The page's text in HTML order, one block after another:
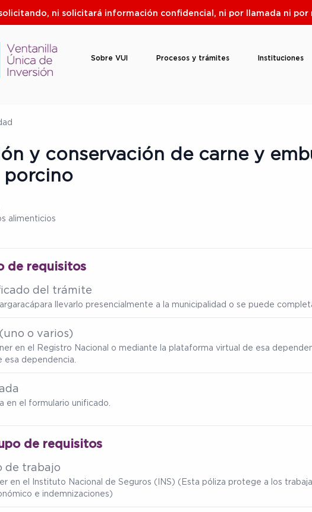
solicitando, ni solicitará información confidencial, ni por llamada ni
Sobre VUI Procesos y trámites Instituciones
y conservación de carne y
porcino
alimenticios
de requisitos
del trámite
acápara llevarlo presencialmente a la municipalidad o se puede
o varios)
en el Registro Nacional o mediante la plataforma virtual de esa
dependencia.
en el formulario unificado.
de requisitos
de trabajo
en el Instituto Nacional de Seguros (INS) (Esta póliza protege a los
e indemnizaciones)